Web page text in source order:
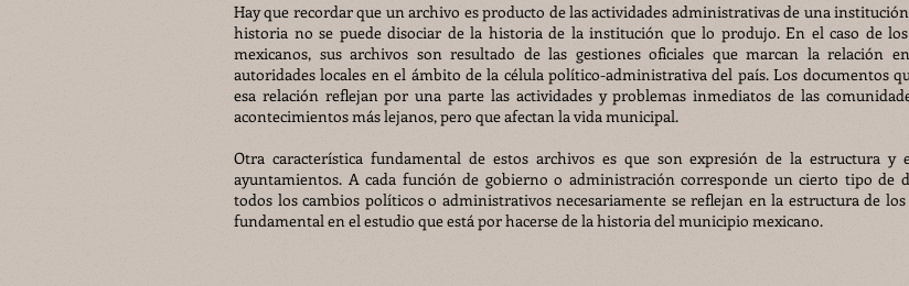
Hay que recordar que un archivo es producto de las actividades administrativas de una
historia no se puede disociar de la historia de la institución que lo produjo. En el caso de
mexicanos, sus archivos son resultado de las gestiones oficiales que marcan la relación
autoridades locales en el ámbito de la célula político-administrativa del país. Los documentos
esa relación reflejan por una parte las actividades y problemas inmediatos de las
acontecimientos más lejanos, pero que afectan la vida municipal.
Otra característica fundamental de estos archivos es que son expresión de la estructura y
ayuntamientos. A cada función de gobierno o administración corresponde un cierto tipo de
todos los cambios políticos o administrativos necesariamente se reflejan en la estructura de
fundamental en el estudio que está por hacerse de la historia del municipio mexicano.